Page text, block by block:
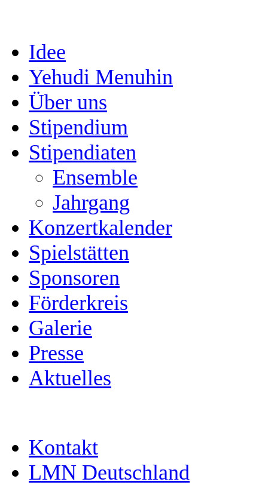
Idee
Yehudi Menuhin
Über uns
Stipendium
Stipendiaten
Ensemble
Jahrgang
Konzertkalender
Spielstätten
Sponsoren
Förderkreis
Galerie
Presse
Aktuelles
Kontakt
LMN Deutschland